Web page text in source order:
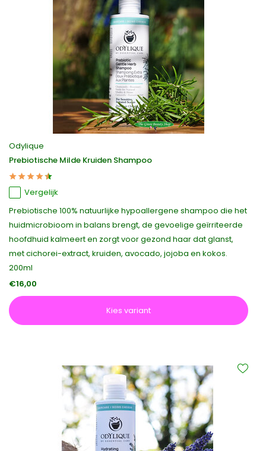
Odylique
Prebiotische Milde Kruiden Shampoo
Vergelijk
Prebiotische 100% natuurlijke hypoallergene shampoo die het
huidmicrobioom in balans brengt, de gevoelige geïrriteerde
hoofdhuid kalmeert en zorgt voor gezond haar dat glanst,
met cichorei-extract, kruiden, avocado, jojoba en kokos.
200ml
€16,00
Kies variant